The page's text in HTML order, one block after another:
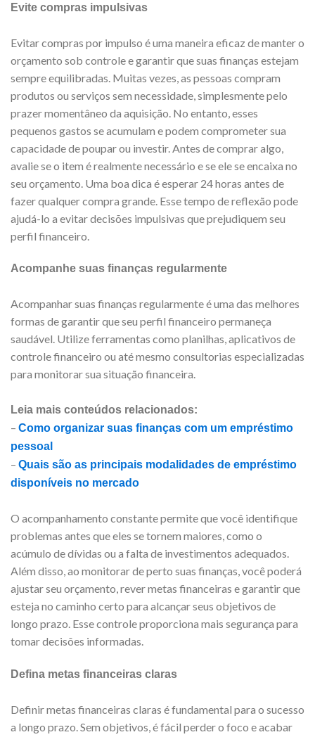
Evite compras impulsivas
Evitar compras por impulso é uma maneira eficaz de manter o
orçamento sob controle e garantir que suas finanças estejam
sempre equilibradas. Muitas vezes, as pessoas compram
produtos ou serviços sem necessidade, simplesmente pelo
prazer momentâneo da aquisição. No entanto, esses
pequenos gastos se acumulam e podem comprometer sua
capacidade de poupar ou investir. Antes de comprar algo,
avalie se o item é realmente necessário e se ele se encaixa no
seu orçamento. Uma boa dica é esperar 24 horas antes de
fazer qualquer compra grande. Esse tempo de reflexão pode
ajudá-lo a evitar decisões impulsivas que prejudiquem seu
perfil financeiro.
Acompanhe suas finanças regularmente
Acompanhar suas finanças regularmente é uma das melhores
formas de garantir que seu perfil financeiro permaneça
saudável. Utilize ferramentas como planilhas, aplicativos de
controle financeiro ou até mesmo consultorias especializadas
para monitorar sua situação financeira.
Leia mais conteúdos relacionados:
– Como organizar suas finanças com um empréstimo
pessoal
– Quais são as principais modalidades de empréstimo
disponíveis no mercado
O acompanhamento constante permite que você identifique
problemas antes que eles se tornem maiores, como o
acúmulo de dívidas ou a falta de investimentos adequados.
Além disso, ao monitorar de perto suas finanças, você poderá
ajustar seu orçamento, rever metas financeiras e garantir que
esteja no caminho certo para alcançar seus objetivos de
longo prazo. Esse controle proporciona mais segurança para
tomar decisões informadas.
Defina metas financeiras claras
Definir metas financeiras claras é fundamental para o sucesso
a longo prazo. Sem objetivos, é fácil perder o foco e acabar